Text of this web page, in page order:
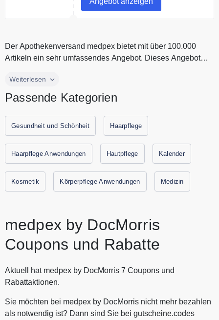
elektronisches Rezept erhalten
Der Apothekenversand medpex bietet mit über 100.000
Artikeln ein sehr umfassendes Angebot. Dieses Angebot
Der Apothekenversand medpex bietet mit über 100.000
beinhaltet neben Medikamenten auch ein umfangreiches
aktuellen Gutscheine und Rabatte von medpex finden Sie
immer hier auf Gutscheine.codes.
Weiterlesen
Passende Kategorien
Gesundheit und Schönheit Haarpflege
Haarpflege Anwendungen Hautpflege Kalender
Kosmetik Körperpflege Anwendungen Medizin
medpex by DocMorris
Coupons und Rabatte
Aktuell hat medpex by DocMorris 7 Coupons und
Rabattaktionen.
Sie möchten bei medpex by DocMorris nicht mehr bezahlen
als notwendig ist? Dann sind Sie bei gutscheine.codes